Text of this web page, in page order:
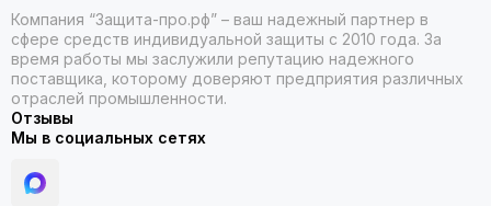
Компания “Защита-про.рф” – ваш надежный партнер в
сфере средств индивидуальной защиты с 2010 года. За
время работы мы заслужили репутацию надежного
поставщика, которому доверяют предприятия различных
отраслей промышленности.
Отзывы
Мы в социальных сетях